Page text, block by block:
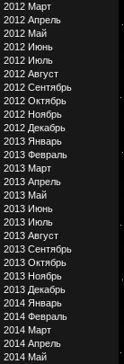
2012 Март
2012 Апрель
2012 Май
2012 Июнь
2012 Июль
2012 Август
2012 Сентябрь
2012 Октябрь
2012 Ноябрь
2012 Декабрь
2013 Январь
2013 Февраль
2013 Март
2013 Апрель
2013 Май
2013 Июнь
2013 Июль
2013 Август
2013 Сентябрь
2013 Октябрь
2013 Ноябрь
2013 Декабрь
2014 Январь
2014 Февраль
2014 Март
2014 Апрель
2014 Май